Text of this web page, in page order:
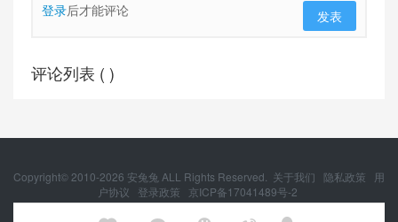
登录后才能评论 发表
评论列表 ( )
Copyright© 2010-2026 安兔兔 ALL Rights Reserved. 关于我们 隐私政策
用
户协议
登录政策
京ICP备17041489号-2
京公网安备 11010502054377号